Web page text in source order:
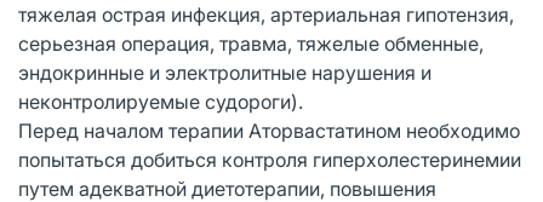
тяжелая острая инфекция, артериальная гипотензия,
серьезная операция, травма, тяжелые обменные,
эндокринные и электролитные нарушения и
неконтролируемые судороги).
Перед началом терапии Аторвастатином необходимо
попытаться добиться контроля гиперхолестеринемии
путем адекватной диетотерапии, повышения